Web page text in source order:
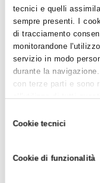
tecnici e quelli
sempre presenti. I
di tracciamento
monitorandone
servizio in modo
durante la
con terze parti e sono
cookie". Cliccare su
impostazioni di
quelli tecnici. Infine,
delCookie tecnici
Cookie di funzionalità
TARGA PROVA,
DI
News / Associazioni di
lunedì 27 mag 2024
Il Ministero
che revisiona ed
circolazione e prova